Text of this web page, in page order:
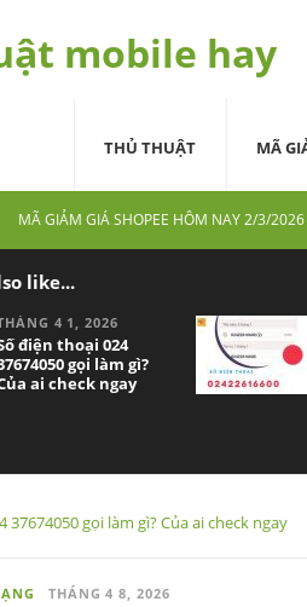
mobile hay
THỦ THUẬT MÃ
MÃ GIẢM GIÁ SHOPEE HÔM NAY 2/3/
like...
4 1, 2026
điện thoại 024
gọi làm gì?
ai check ngay
37674050 gọi làm gì? Của ai check ngay
THÁNG 4 8, 2026